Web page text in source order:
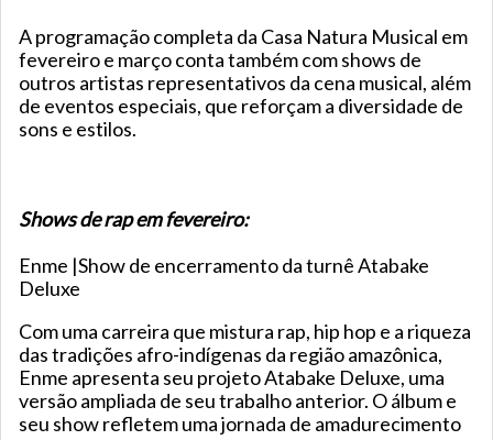
A programação completa da Casa Natura Musical em
fevereiro e março conta também com shows de
outros artistas representativos da cena musical, além
de eventos especiais, que reforçam a diversidade de
sons e estilos.
Shows de rap em fevereiro:
Enme |Show de encerramento da turnê Atabake
Deluxe
Com uma carreira que mistura rap, hip hop e a riqueza
das tradições afro-indígenas da região amazônica,
Enme apresenta seu projeto Atabake Deluxe, uma
versão ampliada de seu trabalho anterior. O álbum e
seu show refletem uma jornada de amadurecimento